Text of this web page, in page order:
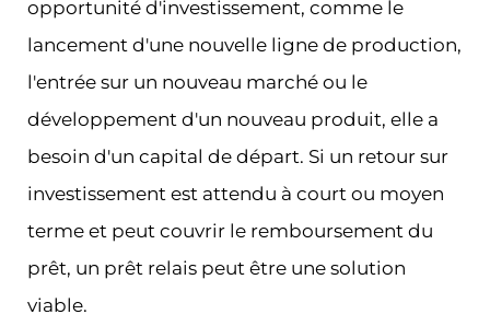
opportunité d'investissement, comme le
lancement d'une nouvelle ligne de production,
l'entrée sur un nouveau marché ou le
développement d'un nouveau produit, elle a
besoin d'un capital de départ. Si un retour sur
investissement est attendu à court ou moyen
terme et peut couvrir le remboursement du
prêt, un prêt relais peut être une solution
viable.